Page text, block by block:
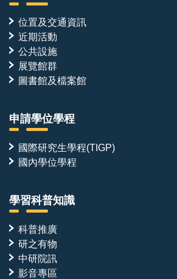
位置及交通資訊
近期活動
公共設施
展覽館群
圖書館及檔案館
申請學位學程
國際研究生學程(TIGP)
國內學位學程
學習科普知識
科普推廣
研之有物
中研院訊
影音專區